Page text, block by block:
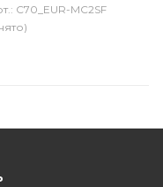
C70_EUR-MC2SF